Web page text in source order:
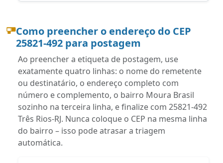
Como preencher o endereço do CEP
25821-492 para postagem
Ao preencher a etiqueta de postagem, use
exatamente quatro linhas: o nome do remetente
ou destinatário, o endereço completo com
número e complemento, o bairro Moura Brasil
sozinho na terceira linha, e finalize com 25821-492
Três Rios-RJ. Nunca coloque o CEP na mesma linha
do bairro – isso pode atrasar a triagem
automática.